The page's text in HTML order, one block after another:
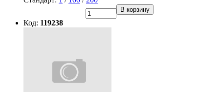
В корзину
Код: 119238